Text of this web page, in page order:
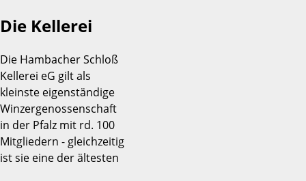
Die Kellerei
Die Hambacher Schloß
Kellerei eG gilt als
kleinste eigenständige
Winzergenossenschaft
in der Pfalz mit rd. 100
Mitgliedern - gleichzeitig
ist sie eine der ältesten